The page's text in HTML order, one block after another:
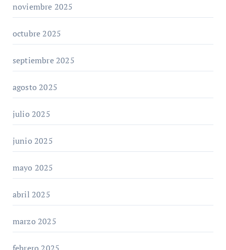
noviembre 2025
octubre 2025
septiembre 2025
agosto 2025
julio 2025
junio 2025
mayo 2025
abril 2025
marzo 2025
febrero 2025